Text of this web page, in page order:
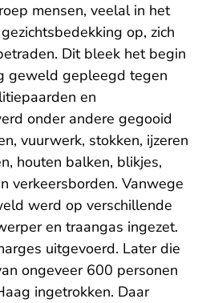
mensen, veelal in het
op, zich
Dit bleek het begin
geweld gepleegd tegen
en
onder andere gegooid
vuurwerk, stokken, ijzeren
houten balken, blikjes,
verkeersborden. Vanwege
werd op verschillende
en traangas ingezet.
uitgevoerd. Later die
ongeveer 600 personen
ingetrokken. Daar